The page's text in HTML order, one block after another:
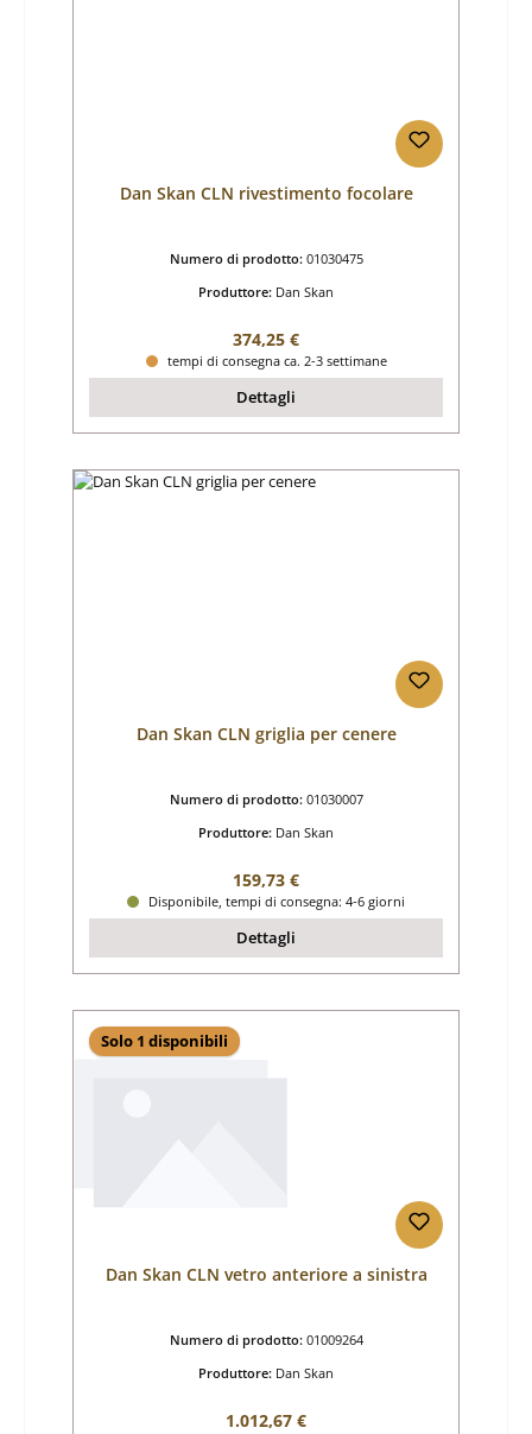
Dan Skan CLN rivestimento focolare
Numero di prodotto: 01030475
Produttore: Dan Skan
Prezzo normale:
374,25 €
tempi di consegna ca. 2-3 settimane
Dettagli
Dan Skan CLN griglia per cenere
Numero di prodotto: 01030007
Produttore: Dan Skan
Prezzo normale:
159,73 €
Disponibile, tempi di consegna: 4-6 giorni
Dettagli
Solo 1 disponibili
Dan Skan CLN vetro anteriore a sinistra
Numero di prodotto: 01009264
Produttore: Dan Skan
Prezzo normale:
1.012,67 €